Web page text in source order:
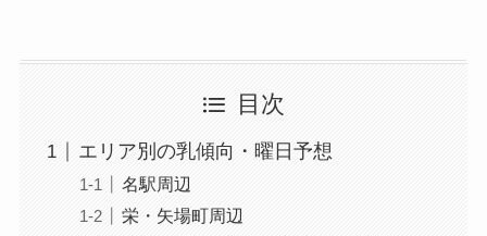
目次
エリア別の乳傾向・曜日予想
名駅周辺
栄・矢場町周辺